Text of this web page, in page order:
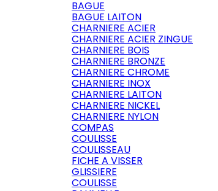
BAGUE
BAGUE LAITON
CHARNIERE ACIER
CHARNIERE ACIER ZINGUE
CHARNIERE BOIS
CHARNIERE BRONZE
CHARNIERE CHROME
CHARNIERE INOX
CHARNIERE LAITON
CHARNIERE NICKEL
CHARNIERE NYLON
COMPAS
COULISSE
COULISSEAU
FICHE A VISSER
GLISSIERE
COULISSE